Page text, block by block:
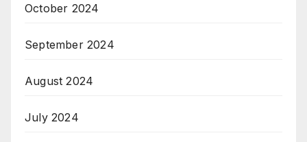
October 2024
September 2024
August 2024
July 2024